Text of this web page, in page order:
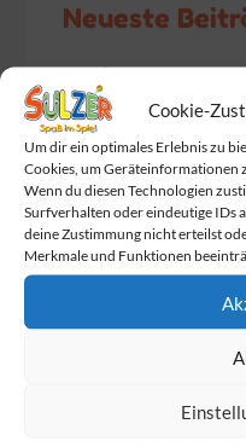
Cookie-
Um dir ein optimales Erlebnis zu
Cookies, um Geräteinformationen
Wenn du diesen Technologien
Surfverhalten oder eindeutige IDs
deine Zustimmung nicht erteilst
Merkmale und Funktionen
Neueste
Baby Born
Das Warten hat
die Dumplings
Am Sonntag ist
Wir feiern
Familie Day
Die